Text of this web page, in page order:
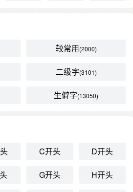
较常用(2000)
二级字(3101)
生僻字(13050)
C开头 D开头
G开头 H开头